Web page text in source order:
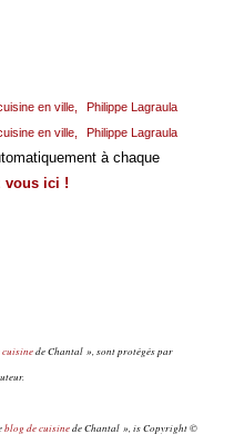
en ville,
Philippe Lagraula
en ville, Philippe Lagraula
à chaque
vous ici !
cuisinede Chantal », sont protégés par
blog de cuisinede Chantal », is Copyright ©